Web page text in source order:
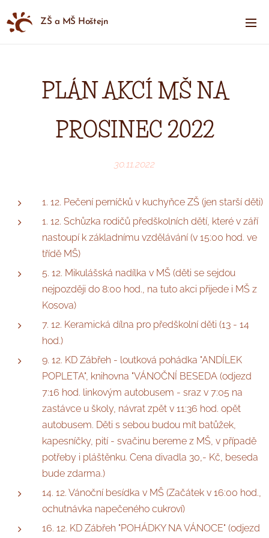
ZŠ a MŠ Hoštejn
PLÁN AKCÍ MŠ NA
PROSINEC 2022
30.11.2022
1. 12. Pečení perníčků v kuchyňce ZŠ (jen starší děti)
1. 12. Schůzka rodičů předškolních dětí, které v září
nastoupí k základnímu vzdělávání (v 15:00 hod. ve
třídě MŠ)
5. 12. Mikulášská nadílka v MŠ (děti se sejdou
nejpozději do 8:00 hod., na tuto akci přijede i MŠ z
Kosova)
7. 12. Keramická dílna pro předškolní děti (13 - 14
hod.)
9. 12. KD Zábřeh - loutková pohádka "ANDÍLEK
POPLETA", knihovna "VÁNOČNÍ BESEDA (odjezd
7:16 hod. linkovým autobusem - sraz v 7:05 na
zastávce u školy, návrat zpět v 11:36 hod. opět
autobusem. Děti s sebou budou mít batůžek,
kapesníčky, pití - svačinu bereme z MŠ, v případě
potřeby i pláštěnku. Cena divadla 30,- Kč, beseda
bude zdarma.)
14. 12. Vánoční besídka v MŠ (Začátek v 16:00 hod.,
ochutnávka napečeného cukroví)
16. 12. KD Zábřeh "POHÁDKY NA VÁNOCE" (odjezd